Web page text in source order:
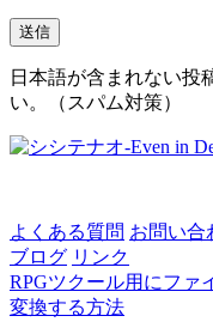
日本語が含まれない投
い。（スパム対策）
よくある質問 お問い合
ブログ リンク
RPGツクール用にファ
変換する方法